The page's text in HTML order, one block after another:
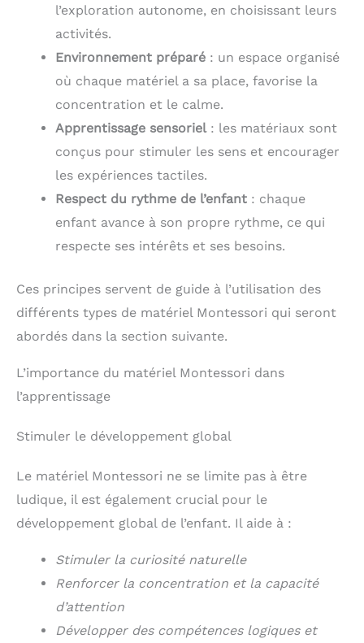
l’exploration autonome, en choisissant leurs
activités.
Environnement préparé : un espace organisé
où chaque matériel a sa place, favorise la
concentration et le calme.
Apprentissage sensoriel: les matériaux sont
conçus pour stimuler les sens et encourager
les expériences tactiles.
Respect du rythme de l’enfant : chaque
enfant avance à son propre rythme, ce qui
respecte ses intérêts et ses besoins.
Ces principes servent de guide à l’utilisation des
différents types de matériel Montessori qui seront
abordés dans la section suivante.
L’importance du matériel Montessori dans
l’apprentissage
Stimuler le développement global
Le matériel Montessori ne se limite pas à être
ludique, il est également crucial pour le
développement global de l’enfant. Il aide à :
Stimuler la curiosité naturelle
Renforcer la concentration et la capacité
d’attention
Développer des compétences logiques et